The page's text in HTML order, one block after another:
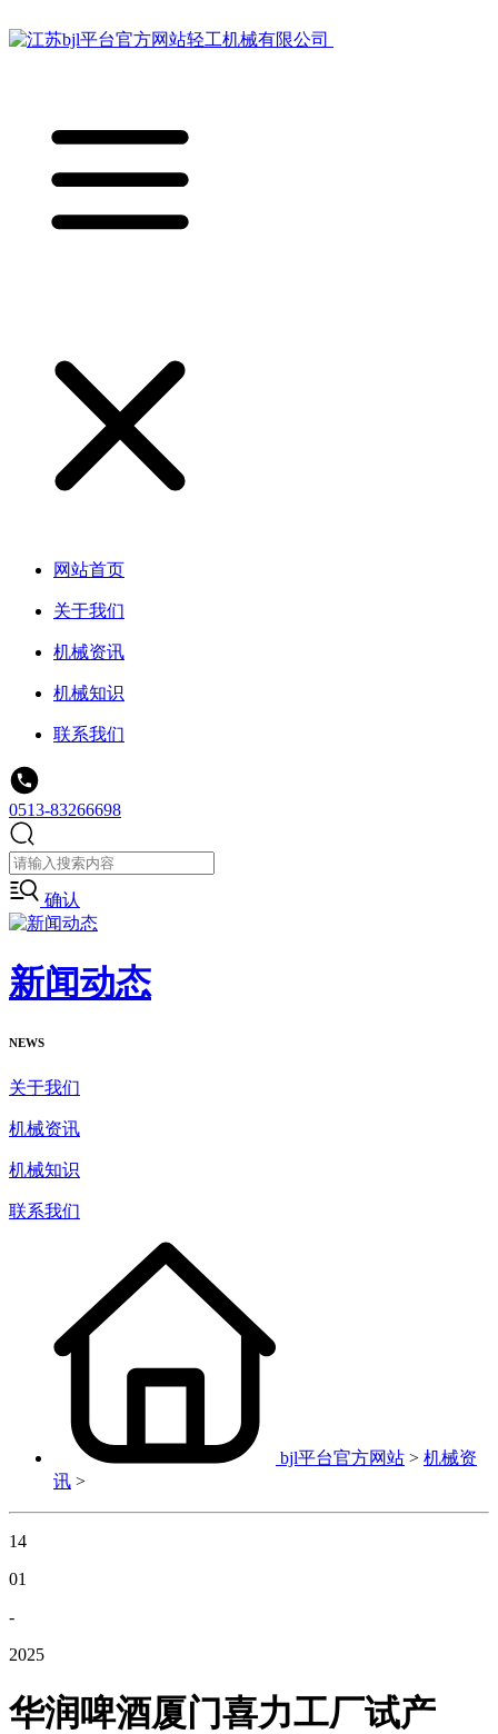
网站首页
关于我们
机械资讯
机械知识
联系我们
0513-83266698
确认
新闻动态
NEWS
关于我们
机械资讯
机械知识
联系我们
bjl平台官方网站 > 机械资
讯 >
14
01
-
2025
华润啤酒厦门喜力工厂试产